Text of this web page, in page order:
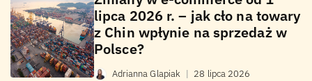
lipca 2026 r. – jak cło na towary
z Chin wpłynie na sprzedaż w
Polsce?
Adrianna Glapiak 28 lipca 2026